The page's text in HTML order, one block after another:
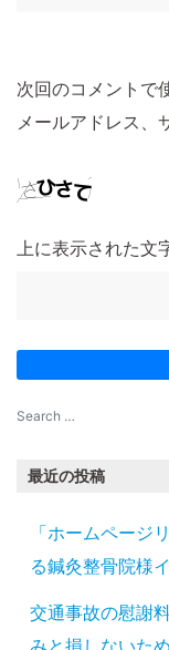
次回のコメントで
メールアドレス、
上に表示された文
最近の投稿
「ホームページ
る鍼灸整骨院様
交通事故の慰謝